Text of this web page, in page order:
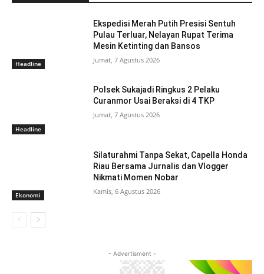
Headline
Ekspedisi Merah Putih Presisi Sentuh
Pulau Terluar, Nelayan Rupat Terima
Mesin Ketinting dan Bansos
Jumat, 7 Agustus 2026
Headline
Polsek Sukajadi Ringkus 2 Pelaku
Curanmor Usai Beraksi di 4 TKP
Jumat, 7 Agustus 2026
Ekonomi
Silaturahmi Tanpa Sekat, Capella Honda
Riau Bersama Jurnalis dan Vlogger
Nikmati Momen Nobar
Kamis, 6 Agustus 2026
- Advertisment -